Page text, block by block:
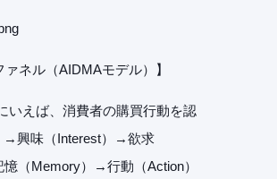
ァネル（AIDMAモデル）】
いえば、消費者の購買行動を認
→興味（Interest）→欲求
憶（Memory）→行動（Action）